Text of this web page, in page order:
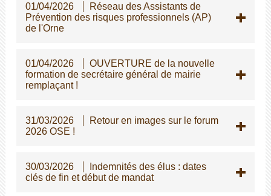
01/04/2026
Réseau des Assistants de
Prévention des risques professionnels (AP)
de l'Orne
01/04/2026
OUVERTURE de la nouvelle
formation de secrétaire général de mairie
remplaçant !
31/03/2026
Retour en images sur le forum
2026 OSE !
30/03/2026
Indemnités des élus : dates
clés de fin et début de mandat